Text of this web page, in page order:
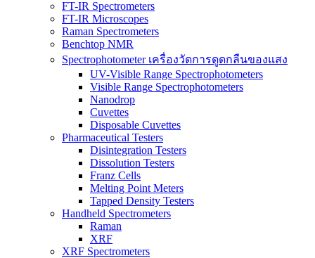
FT-IR Spectrometers
FT-IR Microscopes
Raman Spectrometers
Benchtop NMR
Spectrophotometer เครื่องวัดการดูดกลืนของแสง
UV-Visible Range Spectrophotometers
Visible Range Spectrophotometers
Nanodrop
Cuvettes
Disposable Cuvettes
Pharmaceutical Testers
Disintegration Testers
Dissolution Testers
Franz Cells
Melting Point Meters
Tapped Density Testers
Handheld Spectrometers
Raman
XRF
XRF Spectrometers